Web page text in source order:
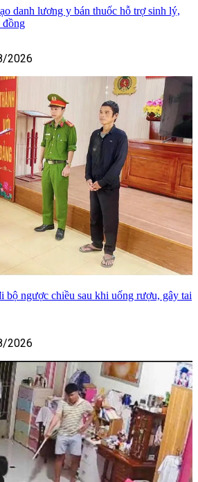
danh lương y bán thuốc hỗ trợ sinh lý,
đồng
2026
bộ ngược chiều sau khi uống rượu, gây tai
2026